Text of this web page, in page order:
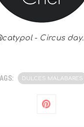
- Circus day.
DULCES MALABARES